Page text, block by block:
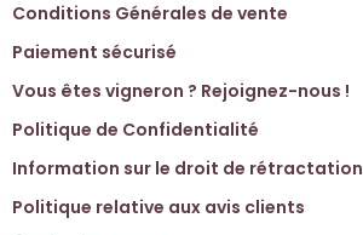
Conditions Générales de vente
Paiement sécurisé
Vous êtes vigneron ? Rejoignez-nous !
Politique de Confidentialité
Information sur le droit de rétractation
Politique relative aux avis clients